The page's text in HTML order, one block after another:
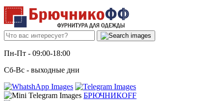
Пн-Пт - 09:00-18:00
Сб-Вс - выходные дни
БРЮЧНИКОFF